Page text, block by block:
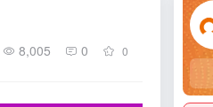
8,005 0 0